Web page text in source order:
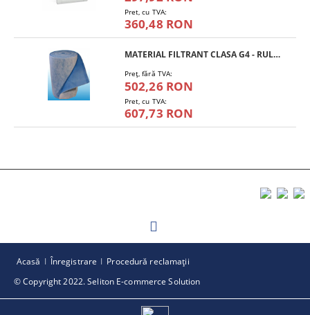
Pret, cu TVA:
360,48 RON
MATERIAL FILTRANT CLASA G4 - RULOU
Preţ, fără TVA:
502,26 RON
Pret, cu TVA:
607,73 RON
© Copyright 2022. Seliton E-commerce Solution
Acasă Înregistrare Procedură reclamaţii